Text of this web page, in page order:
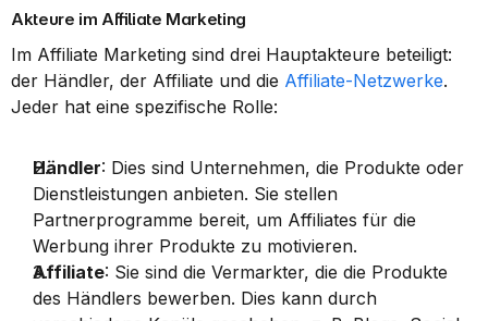
Akteure im Affiliate Marketing
Im Affiliate Marketing sind drei Hauptakteure beteiligt:
der Händler, der Affiliate und die Affiliate-Netzwerke.
Jeder hat eine spezifische Rolle:
Händler: Dies sind Unternehmen, die Produkte oder
Dienstleistungen anbieten. Sie stellen
Partnerprogramme bereit, um Affiliates für die
Werbung ihrer Produkte zu motivieren.
Affiliate: Sie sind die Vermarkter, die die Produkte
des Händlers bewerben. Dies kann durch